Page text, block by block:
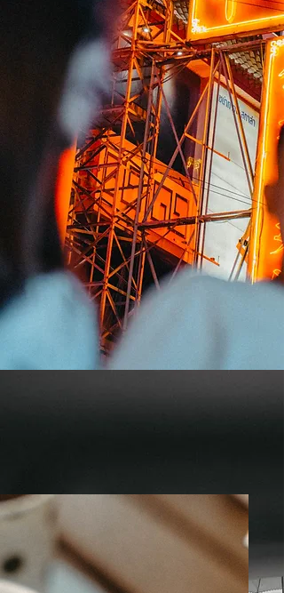
​当天婚礼拍摄